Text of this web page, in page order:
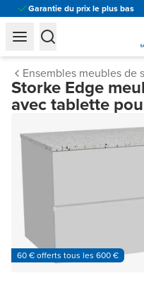
Garantie du prix le plus bas
Ensembles meubles de
Storke Edge
avec tablette
60 € offerts tous les 600 €